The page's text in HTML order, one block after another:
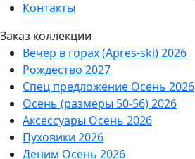
Контакты
Заказ коллекции
Вечер в горах (Apres-ski) 2026
Рождество 2027
Спец предложение Осень 2026
Осень (размеры 50-56) 2026
Аксессуары Осень 2026
Пуховики 2026
Деним Осень 2026